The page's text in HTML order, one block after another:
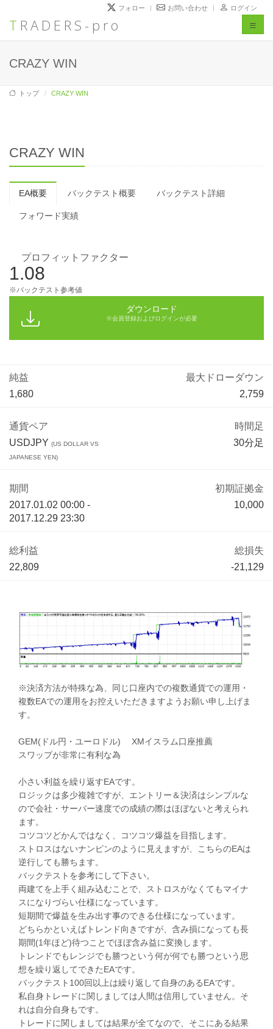
TRADERS-pro
フォロー お問い合わせ ログイン
Toggle
CRAZY WIN
トップ CRAZY WIN
CRAZY WIN
EA概要 バックテスト概要 バックテスト詳細
フォワード実績
プロフィットファクター
1.08
※バックテスト参考値
ダウンロード
※会員登録およびログインが必要
純益
1,680
最大ドローダウン
2,759
通貨ペア
USDJPY (US DOLLAR VS
JAPANESE YEN)
時間足
30分足
期間
2017.01.02 00:00 -
2017.12.29 23:30
初期証拠金
10,000
総利益
22,809
総損失
-21,129
※決済方法が特殊な為、同じ口座内での複数通貨での運用・
複数EAでの運用をお控えいただきますようお願い申し上げま
す。
GEM(ドル円・ユーロドル) XMイスラム口座推薦
スワップが非常に有利な為
小さい利益を繰り返すEAです。
ロジックは多少複雑ですが、エントリー＆決済はシンプルな
ので会社・サーバー速度での成績の際はほぼないと考えられ
ます。
コツコツどかんではなく、コツコツ爆益を目指します。
ストロスはないナンピンのように見えますが、こちらのEAは
逆行しても勝ちます。
バックテストを参考にして下さい。
両建てを上手く組み込むことで、ストロスがなくてもマイナ
スになりづらい仕様になっています。
短期間で爆益を生み出す事のできる仕様になっています。
どちらかといえばトレンド向きですが、含み損になっても長
期間(1年ほど)待つことでほぼ含み益に変換します。
トレンドでもレンジでも勝つという何が何でも勝つという思
想を繰り返してできたEAです。
バックテスト100回以上は繰り返して自身のあるEAです。
私自身トレードに関しましては人間は信用していません。そ
れは自分自身もです。
トレードに関しましては結果が全てなので、そこにある結果